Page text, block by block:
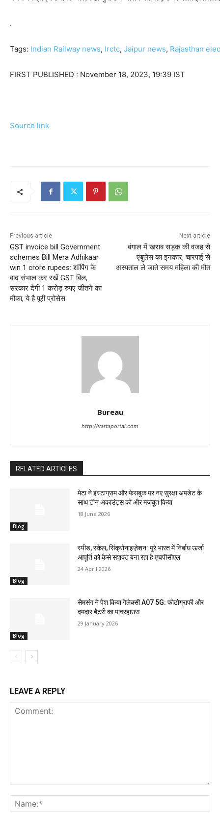
.
Tags: Indian Railway news, Irctc, Jaipur news, Rajasthan
FIRST PUBLISHED : November 18, 2023, 19:39 IST
Source link
Previous article
GST invoice bill Government
schemes Bill Mera Adhikaar
win 1 crore rupees: शॉपिंग के
बाद संभाल कर रखें GST बिल,
सरकार देगी 1 करोड़ रुपए जीतने का
मौका, ये है पूरी प्रोसेस
Next article
बंगाल में खराब सड़क की वजह से
एंबुलेंस का इनकार, चारपाई से
अस्पताल ले जाते समय महिला की मौत
Bureau
http://vartaportal.com
RELATED ARTICLES
Blog
मेटा ने इंस्टाग्राम और फेसबुक पर नए सुरक्षा अपडेट के
साथ टीन अकाउंट्स को और मजबूत किया
18 June 2026
Blog
स्पीड, स्केल, सिंक्रोनाइज़ेशन: पूरे भारत में निर्बाध ऊर्जा
आपूर्ति को कैसे सशक्त बना रहा है एचपीसीएल
24 April 2026
Blog
सैमसंग ने पेश किया गैलेक्सी A07 5G: फोटोग्राफी और
दमदार बैटरी का पावरहाउस
29 January 2026
LEAVE A REPLY